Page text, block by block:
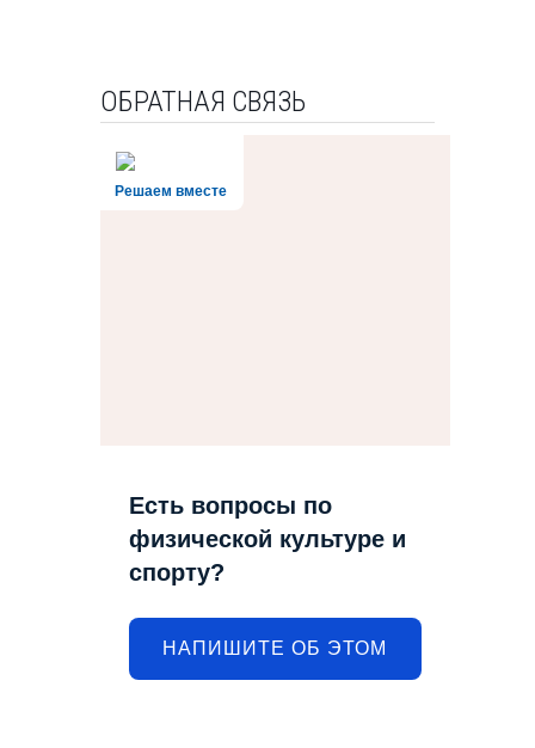
ОБРАТНАЯ СВЯЗЬ
Решаем вместе
Есть вопросы по
физической культуре и
спорту?
НАПИШИТЕ ОБ ЭТОМ